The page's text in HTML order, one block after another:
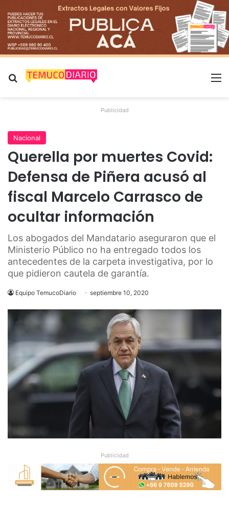
Buscar por
Publicidad
Nacional
Querella por muertes Covid:
Defensa de Piñera acusó al
fiscal Marcelo Carrasco de
ocultar información
Los abogados del Mandatario aseguraron que el
Ministerio Público no ha entregado todos los
antecedentes de la carpeta investigativa, por lo
que pidieron cautela de garantía.
Equipo TemucoDiario septiembre 10, 2020
Publicidad